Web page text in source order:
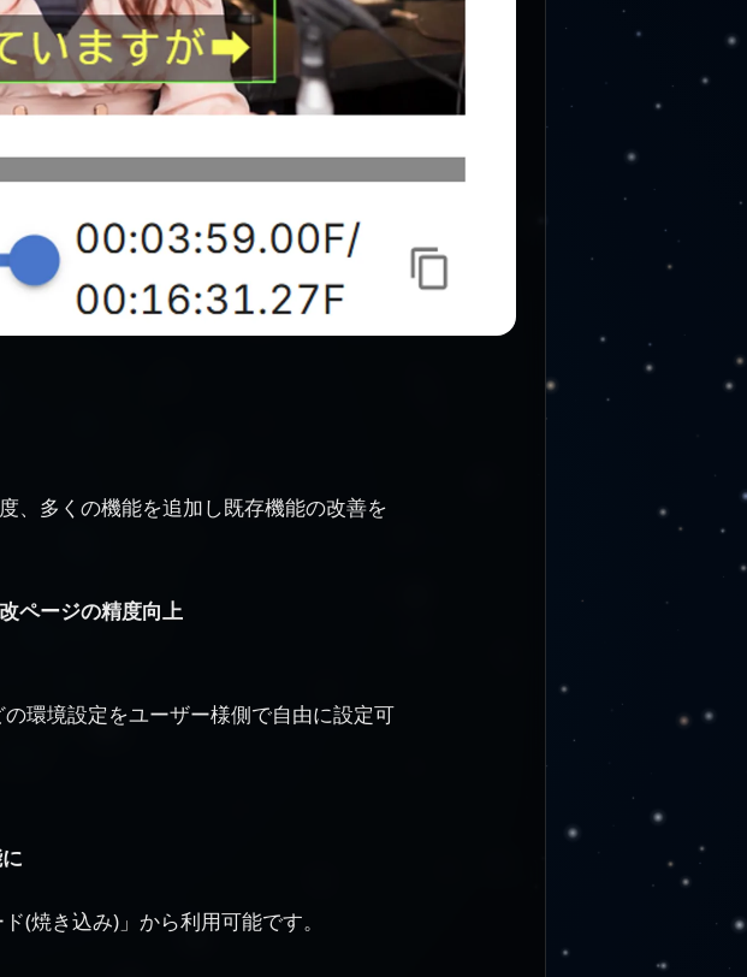
、多くの機能を追加し既存機能の改善を
ページの精度向上
環境設定をユーザー様側で自由に設定可
(焼き込み)」から利用可能です。